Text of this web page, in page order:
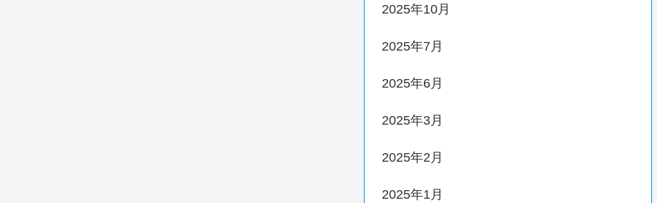
2025年10月
2025年7月
2025年6月
2025年3月
2025年2月
2025年1月